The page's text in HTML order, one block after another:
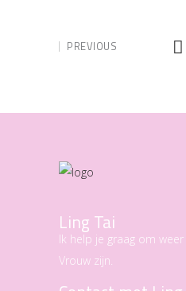
PREVIOUS
Ling Tai
Ik help je graag om
Vrouw zijn.